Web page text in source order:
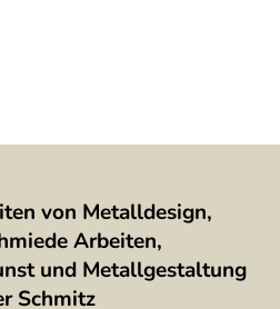
von Metalldesign,
Arbeiten,
und Metallgestaltung
Schmitz